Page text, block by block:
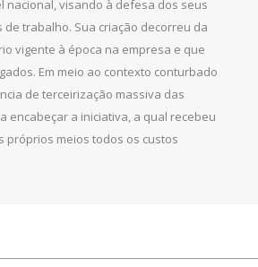
nacional, visando à defesa dos seus
trabalho. Sua criação decorreu da
vigente à época na empresa e que
Em meio ao contexto conturbado
de terceirização massiva das
encabeçar a iniciativa, a qual recebeu
próprios meios todos os custos